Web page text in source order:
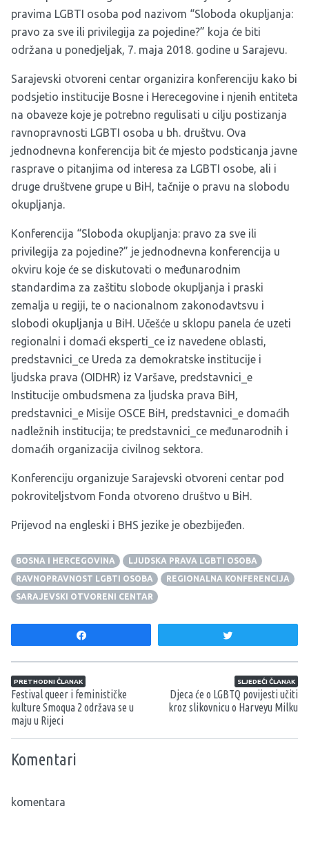
pravima LGBTI osoba pod nazivom “Sloboda okupljanja:
pravo za sve ili privilegija za pojedine?” koja će biti
održana u ponedjeljak, 7. maja 2018. godine u Sarajevu.
Sarajevski otvoreni centar organizira konferenciju kako bi
podsjetio institucije Bosne i Herecegovine i njenih entiteta
na obaveze koje je potrebno regulisati u cilju postizanja
ravnopravnosti LGBTI osoba u bh. društvu. Ova
jednodnevna konferencija bit će mjesto podsticanja javne
rasprave o pitanjima od interesa za LGBTI osobe, ali i
druge društvene grupe u BiH, tačnije o pravu na slobodu
okupljanja.
Konferencija “Sloboda okupljanja: pravo za sve ili
privilegija za pojedine?” je jednodnevna konferencija u
okviru koje će se diskutovati o međunarodnim
standardima za zaštitu slobode okupljanja i praski
zemalja u regiji, te o nacionalnom zakonodavtsvu i
slobodi okupljanja u BiH. Učešće u sklopu panela će uzeti
regionalni i domaći eksperti_ce iz navedene oblasti,
predstavnici_ce Ureda za demokratske institucije i
ljudska prava (OIDHR) iz Varšave, predstavnici_e
Institucije ombudsmena za ljudska prava BiH,
predstavnici_e Misije OSCE BiH, predstavnici_e domaćih
nadležnih institucija; te predstavnici_ce međunarodnih i
domaćih organizacija civilnog sektora.
Konferenciju organizuje Sarajevski otvoreni centar pod
pokroviteljstvom Fonda otvoreno društvo u BiH.
Prijevod na engleski i BHS jezike je obezbijeđen.
BOSNA I HERCEGOVINA
LJUDSKA PRAVA LGBTI OSOBA
RAVNOPRAVNOST LGBTI OSOBA
REGIONALNA KONFERENCIJA
SARAJEVSKI OTVORENI CENTAR
Navigacija članaka
PRETHODNI ČLANAK
Festival queer i feminističke
kulture Smoqua 2 održava se u
maju u Rijeci
SLJEDEĆI ČLANAK
Djeca će o LGBTQ povijesti učiti
kroz slikovnicu o Harveyu Milku
Komentari
komentara